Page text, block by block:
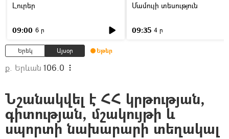
Լուրեր
09:00 6 ր
Մամուլի տեսություն
09:35 4 ր
Երեկ Այսօր Եթեր
ք. Երևան 106.0
Նշանակվել է ՀՀ կրթության,
գիտության, մշակույթի և
սպորտի նախարարի տեղակալ